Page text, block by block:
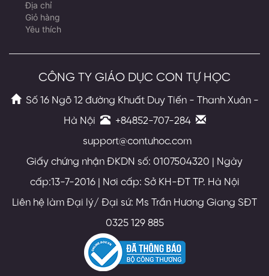
Địa chỉ
Giỏ hàng
Yêu thích
CÔNG TY GIÁO DỤC CON TỰ HỌC
Số 16 Ngõ 12 đường Khuất Duy Tiến - Thanh Xuân -
Hà Nội
+84852-707-284
support@contuhoc.com
Giấy chứng nhận ĐKDN số: 0107504320 | Ngày
cấp:13-7-2016 | Nơi cấp: Sở KH-ĐT TP. Hà Nội
Liên hệ làm Đại lý/ Đại sứ: Ms Trần Hương Giang SĐT
0325 129 885